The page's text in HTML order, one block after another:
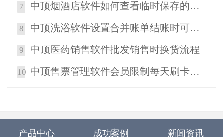
7 中顶烟酒店软件如何查看临时保存的销售单据
8 中顶洗浴软件设置合并账单结账时可以弹出选择结账模式
9 中顶医药销售软件批发销售时换货流程
10 中顶售票管理软件会员限制每天刷卡时间段
产品中心 成功案例 新闻资讯